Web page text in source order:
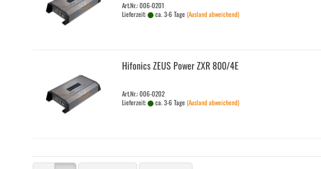
Art.Nr.: 006-0201
Lieferzeit:
ca. 3-6 Tage(Ausland abweichend)
Hi­fo­nics ZEUS Power ZXR 800/4E
Art.Nr.: 006-0202
Lieferzeit:
ca. 3-6 Tage(Ausland abweichend)